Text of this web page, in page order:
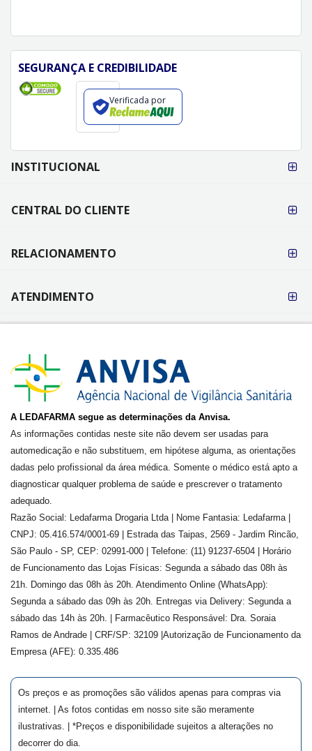
SEGURANÇA E CREDIBILIDADE
Verificada por
FORMAS DE
PAGAMENTO
INSTITUCIONAL
CENTRAL DO CLIENTE
RELACIONAMENTO
ATENDIMENTO
A LEDAFARMA segue as determinações da Anvisa.
As informações contidas neste site não devem ser usadas para
automedicação e não substituem, em hipótese alguma, as orientações
dadas pelo profissional da área médica. Somente o médico está apto a
diagnosticar qualquer problema de saúde e prescrever o tratamento
adequado.
Razão Social: Ledafarma Drogaria Ltda | Nome Fantasia: Ledafarma |
CNPJ: 05.416.574/0001-69 | Estrada das Taipas, 2569 - Jardim Rincão,
São Paulo - SP, CEP: 02991-000 | Telefone: (11) 91237-6504 | Horário
de Funcionamento das Lojas Físicas: Segunda a sábado das 08h às
21h. Domingo das 08h às 20h. Atendimento Online (WhatsApp):
Segunda a sábado das 09h às 20h. Entregas via Delivery: Segunda a
sábado das 14h às 20h. | Farmacêutico Responsável: Dra. Soraia
Ramos de Andrade
| CRF/SP: 32109 |Autorização de Funcionamento da
Empresa (AFE): 0.335.486
Os preços e as promoções são válidos apenas para compras via
internet. | As fotos contidas em nosso site são meramente
ilustrativas. | *Preços e disponibilidade sujeitos a alterações no
decorrer do dia.